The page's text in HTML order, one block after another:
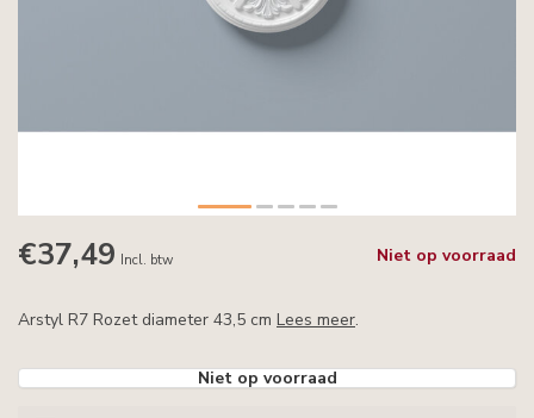
€37,49 Incl. btw Niet op voorraad
Arstyl R7 Rozet diameter 43,5 cm Lees meer.
Niet op voorraad